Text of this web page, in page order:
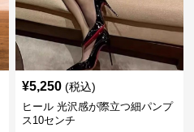
¥5,250 (税込)
ヒール 光沢感が際立つ細パンプ
ス10センチ